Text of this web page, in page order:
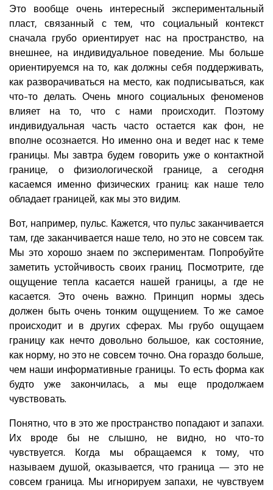
Это вообще очень интересный экспериментальный
пласт, связанный с тем, что социальный контекст
сначала грубо ориентирует нас на пространство, на
внешнее, на индивидуальное поведение. Мы больше
ориентируемся на то, как должны себя поддерживать,
как разворачиваться на место, как подписываться, как
что-то делать. Очень много социальных феноменов
влияет на то, что с нами происходит. Поэтому
индивидуальная часть часто остается как фон, не
вполне осознается. Но именно она и ведет нас к теме
границы. Мы завтра будем говорить уже о контактной
границе, о физиологической границе, а сегодня
касаемся именно физических границ: как наше тело
обладает границей, как мы это видим.
Вот, например, пульс. Кажется, что пульс заканчивается
там, где заканчивается наше тело, но это не совсем так.
Мы это хорошо знаем по экспериментам. Попробуйте
заметить устойчивость своих границ. Посмотрите, где
ощущение тепла касается нашей границы, а где не
касается. Это очень важно. Принцип нормы здесь
должен быть очень тонким ощущением. То же самое
происходит и в других сферах. Мы грубо ощущаем
границу как нечто довольно большое, как состояние,
как норму, но это не совсем точно. Она гораздо больше,
чем наши информативные границы. То есть форма как
будто уже закончилась, а мы еще продолжаем
чувствовать.
Понятно, что в это же пространство попадают и запахи.
Их вроде бы не слышно, не видно, но что-то
чувствуется. Когда мы обращаемся к тому, что
называем душой, оказывается, что граница — это не
совсем граница. Мы игнорируем запахи, не чувствуем